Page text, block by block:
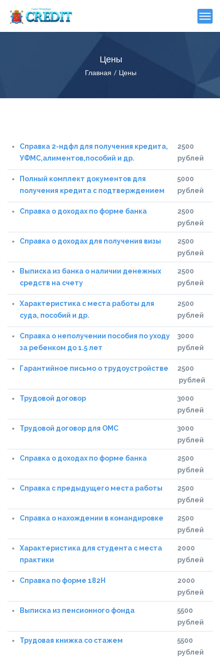
Цены
Главная Цены
Справка 2-ндфл для получения кредита,
УФМС,алиментов,пособий и др.
2500
рублей
Полный комплект документов для
получения кредита с подтверждением
5000
рублей
Справка о доходах по форме банка
2500
рублей
Справка о доходах для получения визы
2500
рублей
Выписка из банка о наличии денежных
средств на счету
2500
рублей
Характеристика с места работы для
суда, пособий и др.
2500
рублей
Справка о неполучении пособия по уходу
за ребенком до 1.5 лет
3000
рублей
Гарантийное письмо о трудоустройстве
2500
рублей
Трудовой договор
3000
рублей
Трудовой договор для ОМС
3000
рублей
Справка о доходах по форме банка
2500
рублей
Справка с предыдущего места работы
2500
рублей
Справка о нахождении в командировке
2500
рублей
Характеристика для студента с места
практики
2000
рублей
Справка по форме 182Н
2000
рублей
Выписка из пенсионного фонда
5500
рублей
Трудовая книжка со стажем
5500
рублей